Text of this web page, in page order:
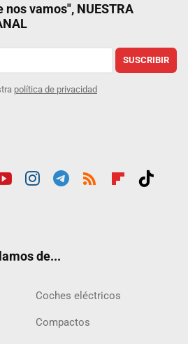
nos vamos", NUESTRA
SUSCRIBIR
política de privacidad
de...
Coches eléctricos
Compactos